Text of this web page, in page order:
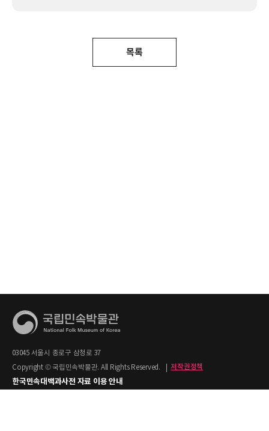
목록
03045 서울시 종로구 삼청로 37
Copyright © 국립민속박물관. All Rights Reserved.
저작권정책
한국민속대백과사전 자료 이용 안내